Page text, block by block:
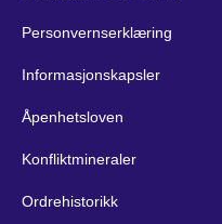
Personvernserklæring
Informasjonskapsler
Åpenhetsloven
Konfliktmineraler
Ordrehistorikk